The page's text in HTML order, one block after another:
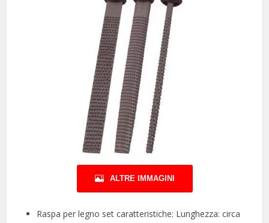
ALTRE IMMAGINI
Raspa per legno set caratteristiche: Lunghezza: circa